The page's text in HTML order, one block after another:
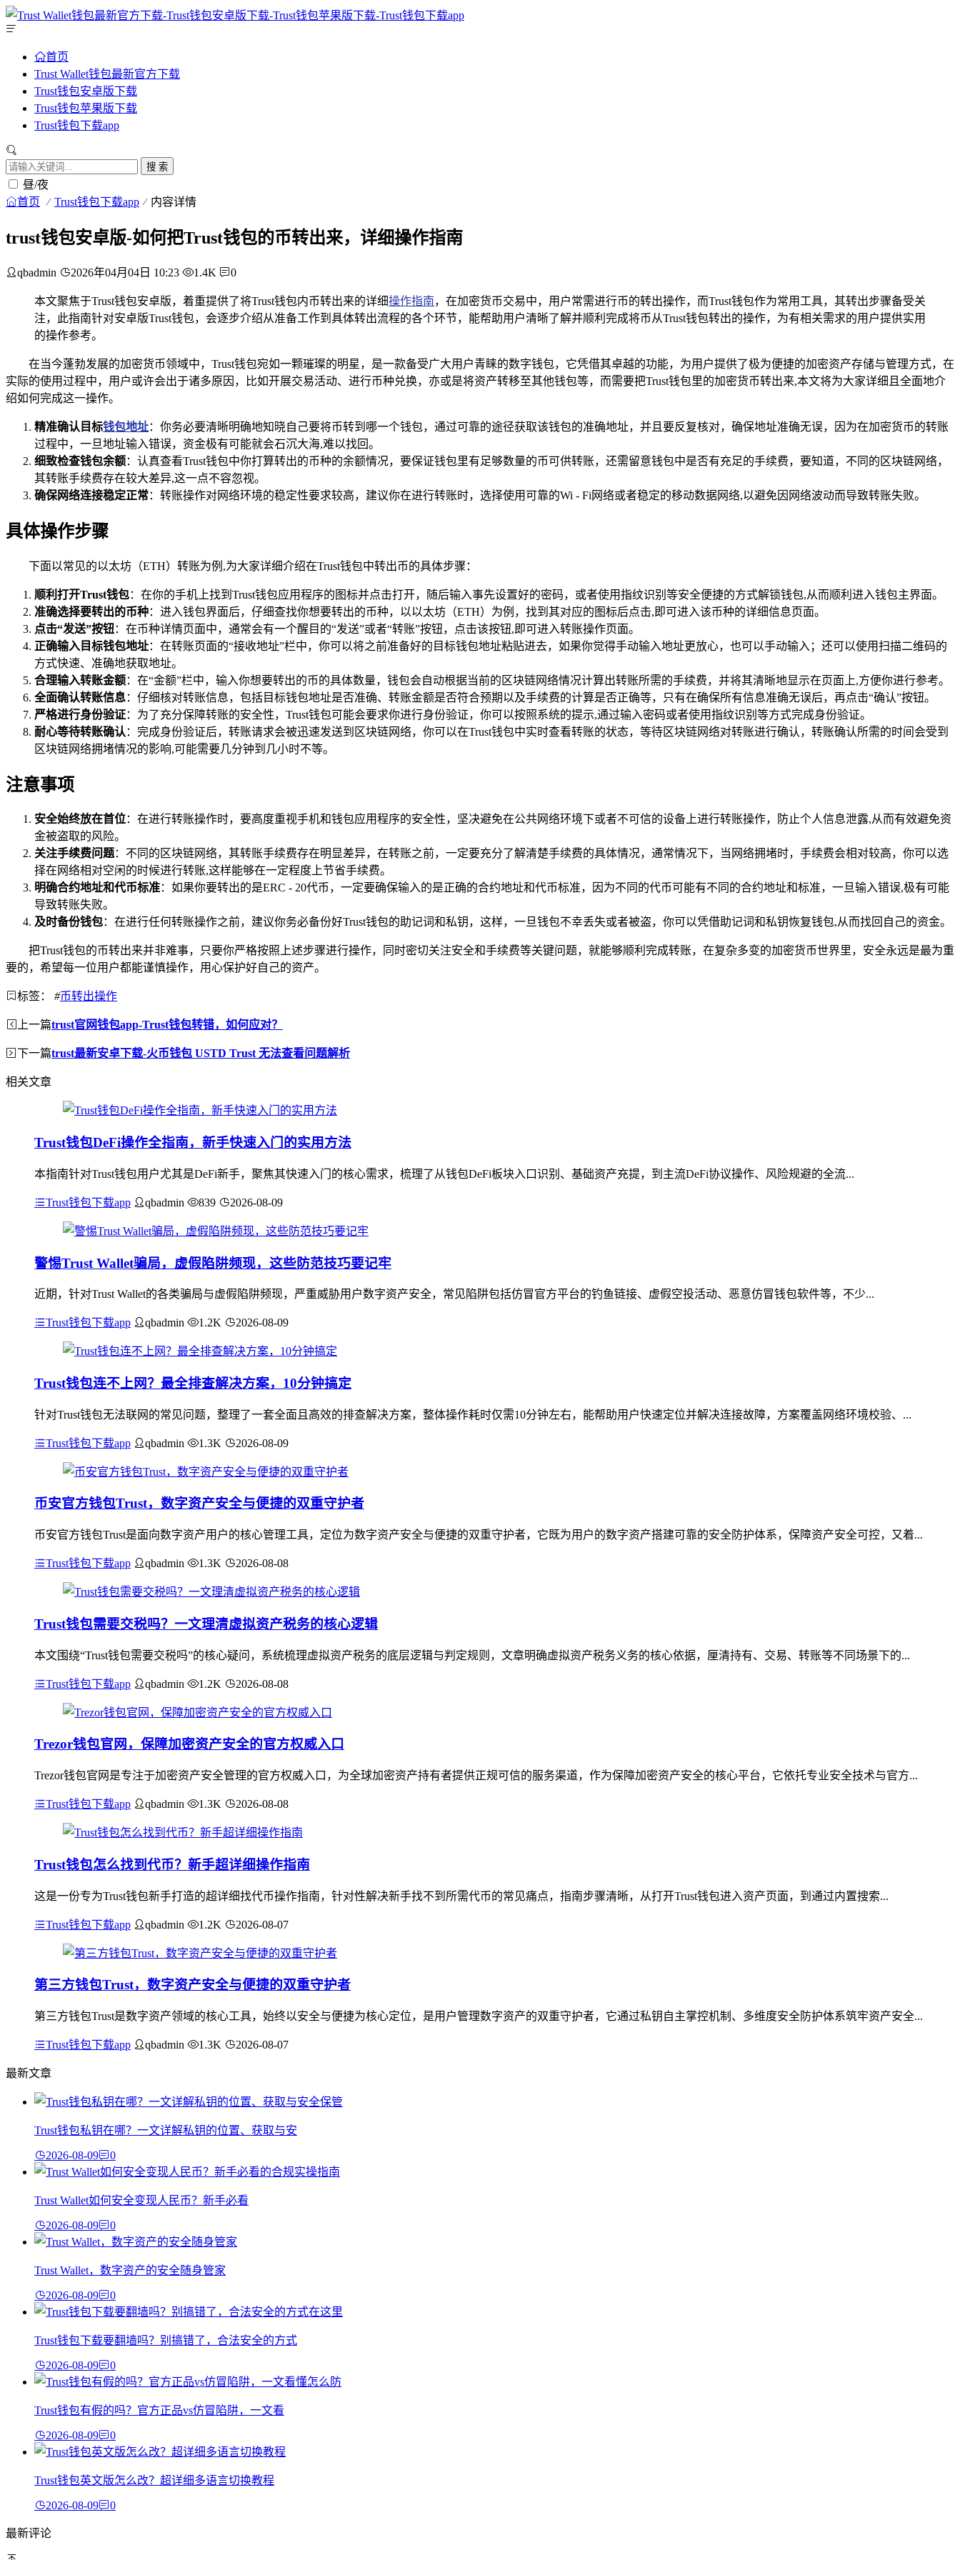
首页
Trust Wallet钱包最新官方下载
Trust钱包安卓版下载
Trust钱包苹果版下载
Trust钱包下载app
搜 索
昼/夜
首页 Trust钱包下载app 内容详情
trust钱包安卓版-如何把Trust钱包的币转出来，详细操作指南
qbadmin 2026年04月04日 10:23 1.4K 0
本文聚焦于Trust钱包安卓版，着重提供了将Trust钱包内币转出来的详细操作指南，在加密货币交易中，用户常需进行币的转出操作，而Trust钱包作为常用工具，其转出步骤备受关
注，此指南针对安卓版Trust钱包，会逐步介绍从准备工作到具体转出流程的各个环节，能帮助用户清晰了解并顺利完成将币从Trust钱包转出的操作，为有相关需求的用户提供实用
的操作参考。
在当今蓬勃发展的加密货币领域中，Trust钱包宛如一颗璀璨的明星，是一款备受广大用户青睐的数字钱包，它凭借其卓越的功能，为用户提供了极为便捷的加密资产存储与管理方式，在
实际的使用过程中，用户或许会出于诸多原因，比如开展交易活动、进行币种兑换，亦或是将资产转移至其他钱包等，而需要把Trust钱包里的加密货币转出来,本文将为大家详细且全面地介
绍如何完成这一操作。
精准确认目标钱包地址：你务必要清晰明确地知晓自己要将币转到哪一个钱包，通过可靠的途径获取该钱包的准确地址，并且要反复核对，确保地址准确无误，因为在加密货币的转账
过程中，一旦地址输入错误，资金极有可能就会石沉大海,难以找回。
细致检查钱包余额：认真查看Trust钱包中你打算转出的币种的余额情况，要保证钱包里有足够数量的币可供转账，还需留意钱包中是否有充足的手续费，要知道，不同的区块链网络，
其转账手续费存在较大差异,这一点不容忽视。
确保网络连接稳定正常：转账操作对网络环境的稳定性要求较高，建议你在进行转账时，选择使用可靠的Wi - Fi网络或者稳定的移动数据网络,以避免因网络波动而导致转账失败。
具体操作步骤
下面以常见的以太坊（ETH）转账为例,为大家详细介绍在Trust钱包中转出币的具体步骤：
顺利打开Trust钱包：在你的手机上找到Trust钱包应用程序的图标并点击打开，随后输入事先设置好的密码，或者使用指纹识别等安全便捷的方式解锁钱包,从而顺利进入钱包主界面。
准确选择要转出的币种：进入钱包界面后，仔细查找你想要转出的币种，以以太坊（ETH）为例，找到其对应的图标后点击,即可进入该币种的详细信息页面。
点击“发送”按钮：在币种详情页面中，通常会有一个醒目的“发送”或者“转账”按钮，点击该按钮,即可进入转账操作页面。
正确输入目标钱包地址：在转账页面的“接收地址”栏中，你可以将之前准备好的目标钱包地址粘贴进去，如果你觉得手动输入地址更放心，也可以手动输入；还可以使用扫描二维码的
方式快速、准确地获取地址。
合理输入转账金额：在“金额”栏中，输入你想要转出的币的具体数量，钱包会自动根据当前的区块链网络情况计算出转账所需的手续费，并将其清晰地显示在页面上,方便你进行参考。
全面确认转账信息：仔细核对转账信息，包括目标钱包地址是否准确、转账金额是否符合预期以及手续费的计算是否正确等，只有在确保所有信息准确无误后，再点击“确认”按钮。
严格进行身份验证：为了充分保障转账的安全性，Trust钱包可能会要求你进行身份验证，你可以按照系统的提示,通过输入密码或者使用指纹识别等方式完成身份验证。
耐心等待转账确认 ：完成身份验证后，转账请求会被迅速发送到区块链网络，你可以在Trust钱包中实时查看转账的状态，等待区块链网络对转账进行确认，转账确认所需的时间会受到
区块链网络拥堵情况的影响,可能需要几分钟到几小时不等。
注意事项
安全始终放在首位：在进行转账操作时，要高度重视手机和钱包应用程序的安全性，坚决避免在公共网络环境下或者不可信的设备上进行转账操作，防止个人信息泄露,从而有效避免资
金被盗取的风险。
关注手续费问题：不同的区块链网络，其转账手续费存在明显差异，在转账之前，一定要充分了解清楚手续费的具体情况，通常情况下，当网络拥堵时，手续费会相对较高，你可以选
择在网络相对空闲的时候进行转账,这样能够在一定程度上节省手续费。
明确合约地址和代币标准：如果你要转出的是ERC - 20代币，一定要确保输入的是正确的合约地址和代币标准，因为不同的代币可能有不同的合约地址和标准，一旦输入错误,极有可能
导致转账失败。
及时备份钱包：在进行任何转账操作之前，建议你务必备份好Trust钱包的助记词和私钥，这样，一旦钱包不幸丢失或者被盗，你可以凭借助记词和私钥恢复钱包,从而找回自己的资金。
把Trust钱包的币转出来并非难事，只要你严格按照上述步骤进行操作，同时密切关注安全和手续费等关键问题，就能够顺利完成转账，在复杂多变的加密货币世界里，安全永远是最为重
要的，希望每一位用户都能谨慎操作，用心保护好自己的资产。
标签： #币转出操作
上一篇trust官网钱包app-Trust钱包转错，如何应对？
下一篇trust最新安卓下载-火币钱包 USTD Trust 无法查看问题解析
相关文章
Trust钱包DeFi操作全指南，新手快速入门的实用方法
本指南针对Trust钱包用户尤其是DeFi新手，聚焦其快速入门的核心需求，梳理了从钱包DeFi板块入口识别、基础资产充提，到主流DeFi协议操作、风险规避的全流...
Trust钱包下载app qbadmin 839 2026-08-09
警惕Trust Wallet骗局，虚假陷阱频现，这些防范技巧要记牢
近期，针对Trust Wallet的各类骗局与虚假陷阱频现，严重威胁用户数字资产安全，常见陷阱包括仿冒官方平台的钓鱼链接、虚假空投活动、恶意仿冒钱包软件等，不少...
Trust钱包下载app qbadmin 1.2K 2026-08-09
Trust钱包连不上网？最全排查解决方案，10分钟搞定
针对Trust钱包无法联网的常见问题，整理了一套全面且高效的排查解决方案，整体操作耗时仅需10分钟左右，能帮助用户快速定位并解决连接故障，方案覆盖网络环境校验、...
Trust钱包下载app qbadmin 1.3K 2026-08-09
币安官方钱包Trust，数字资产安全与便捷的双重守护者
币安官方钱包Trust是面向数字资产用户的核心管理工具，定位为数字资产安全与便捷的双重守护者，它既为用户的数字资产搭建可靠的安全防护体系，保障资产安全可控，又着...
Trust钱包下载app qbadmin 1.3K 2026-08-08
Trust钱包需要交税吗？一文理清虚拟资产税务的核心逻辑
本文围绕“Trust钱包需要交税吗”的核心疑问，系统梳理虚拟资产税务的底层逻辑与判定规则，文章明确虚拟资产税务义务的核心依据，厘清持有、交易、转账等不同场景下的...
Trust钱包下载app qbadmin 1.2K 2026-08-08
Trezor钱包官网，保障加密资产安全的官方权威入口
Trezor钱包官网是专注于加密资产安全管理的官方权威入口，为全球加密资产持有者提供正规可信的服务渠道，作为保障加密资产安全的核心平台，它依托专业安全技术与官方...
Trust钱包下载app qbadmin 1.3K 2026-08-08
Trust钱包怎么找到代币？新手超详细操作指南
这是一份专为Trust钱包新手打造的超详细找代币操作指南，针对性解决新手找不到所需代币的常见痛点，指南步骤清晰，从打开Trust钱包进入资产页面，到通过内置搜索...
Trust钱包下载app qbadmin 1.2K 2026-08-07
第三方钱包Trust，数字资产安全与便捷的双重守护者
第三方钱包Trust是数字资产领域的核心工具，始终以安全与便捷为核心定位，是用户管理数字资产的双重守护者，它通过私钥自主掌控机制、多维度安全防护体系筑牢资产安全...
Trust钱包下载app qbadmin 1.3K 2026-08-07
最新文章
Trust钱包私钥在哪？一文详解私钥的位置、获取与安
2026-08-09 0
Trust Wallet如何安全变现人民币？新手必看
2026-08-09 0
Trust Wallet，数字资产的安全随身管家
2026-08-09 0
Trust钱包下载要翻墙吗？别搞错了，合法安全的方式
2026-08-09 0
Trust钱包有假的吗？官方正品vs仿冒陷阱，一文看
2026-08-09 0
Trust钱包英文版怎么改？超详细多语言切换教程
2026-08-09 0
最新评论